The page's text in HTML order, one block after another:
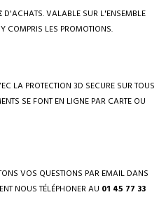
D'ACHATS. VALABLE SUR L'ENSEMBLE
COMPRIS LES PROMOTIONS.
LA PROTECTION 3D SECURE SUR TOUS
SE FONT EN LIGNE PAR CARTE OU
VOS QUESTIONS PAR EMAIL DANS
NOUS TÉLÉPHONER AU 01 45 77 33